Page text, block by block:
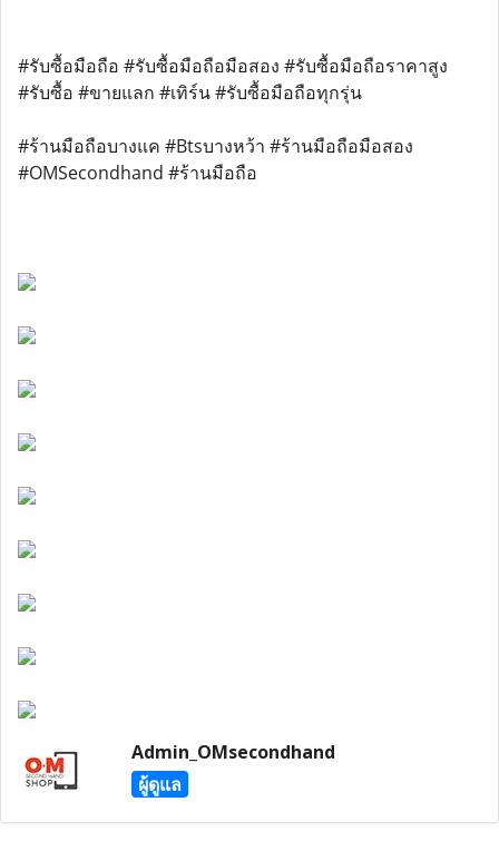
#รับซื้อมือถือ #รับซื้อมือถือมือสอง #รับซื้อมือถือราคาสูง
#รับซื้อ #ขายแลก #เทิร์น #รับซื้อมือถือทุกรุ่น
#ร้านมือถือบางแค #Btsบางหว้า #ร้านมือถือมือสอง
#OMSecondhand #ร้านมือถือ
Admin_OMsecondhand
ผู้ดูแล